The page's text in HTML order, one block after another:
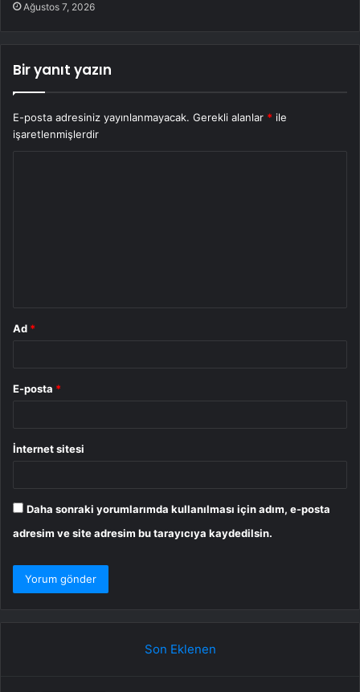
Ağustos 7, 2026
Bir yanıt yazın
E-posta adresiniz yayınlanmayacak. Gerekli alanlar * ile
işaretlenmişlerdir
Ad *
E-posta *
İnternet sitesi
Daha sonraki yorumlarımda kullanılması için adım, e-posta
adresim ve site adresim bu tarayıcıya kaydedilsin.
Son Eklenen